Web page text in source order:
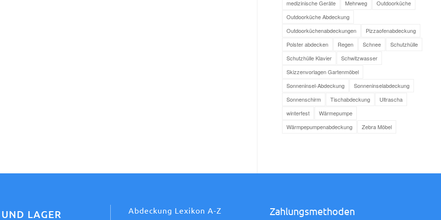
medizinische Geräte Mehrweg
Outdoorküche
Outdoorküche Abdeckung
Outdoorküchenabdeckungen
Pizzaofenabdeckung
Polster abdecken
Regen Schnee
Schutzhülle
Schutzhülle Klavier
Schwitzwasser
Skizzenvorlagen Gartenmöbel
Sonneninsel-Abdeckung
Sonneninselabdeckung
Sonnenschirm
Tischabdeckung
Ultrascha
winterfest
Wärmepumpe
Wärmpepumpenabdeckung
Zebra Möbel
LAGER Abdeckung Lexikon A-Z Zahlungsmethoden